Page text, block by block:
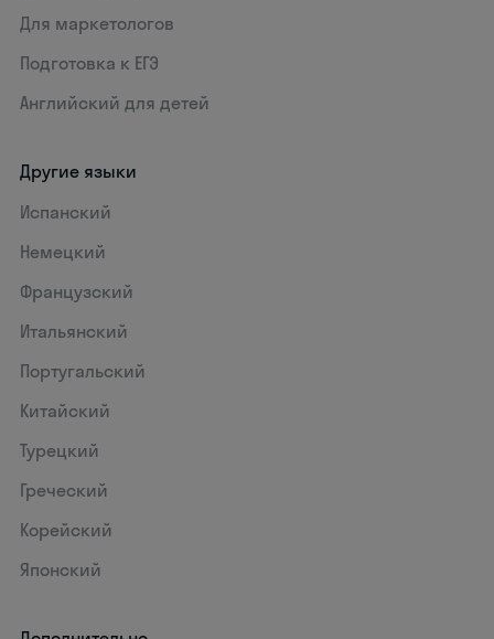
Для маркетологов
Подготовка к ЕГЭ
Английский для детей
Другие языки
Испанский
Немецкий
Французский
Итальянский
Португальский
Китайский
Турецкий
Греческий
Корейский
Японский